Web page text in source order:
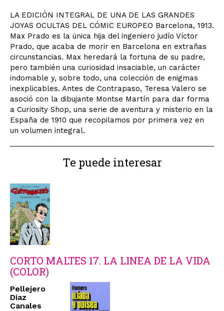
LA EDICIÓN INTEGRAL DE UNA DE LAS GRANDES
JOYAS OCULTAS DEL CÓMIC EUROPEO Barcelona, 1913.
Max Prado es la única hija del ingeniero judío Víctor
Prado, que acaba de morir en Barcelona en extrañas
circunstancias. Max heredará la fortuna de su padre,
pero también una curiosidad insaciable, un carácter
indomable y, sobre todo, una colección de enigmas
inexplicables. Antes de Contrapaso, Teresa Valero se
asoció con la dibujante Montse Martín para dar forma
a Curiosity Shop, una serie de aventura y misterio en la
España de 1910 que recopilamos por primera vez en
un volumen integral.
Te puede interesar
CORTO MALTES 17. LA LINEA DE LA VIDA
(COLOR)
Pellejero
Diaz
Canales